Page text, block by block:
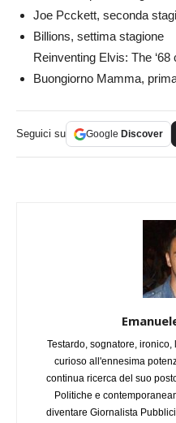
Joe Pcckett, seconda
Billions, settima stagione
Reinventing Elvis: The ‘68
Buongiorno Mamma,
Seguici su Google Discover
Testardo, sognatore,
curioso all'ennesima
continua ricerca del suo
Politiche e
diventare Giornalista